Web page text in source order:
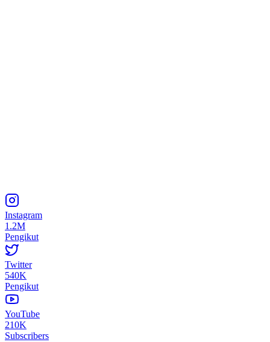
Instagram
1.2M
Pengikut
Twitter
540K
Pengikut
YouTube
210K
Subscribers